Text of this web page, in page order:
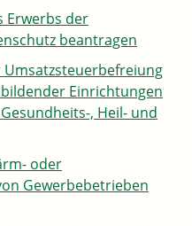
Erwerbs der
beantragen
Umsatzsteuerbefreiung
Einrichtungen
, Heil- und
oder
Gewerbebetrieben